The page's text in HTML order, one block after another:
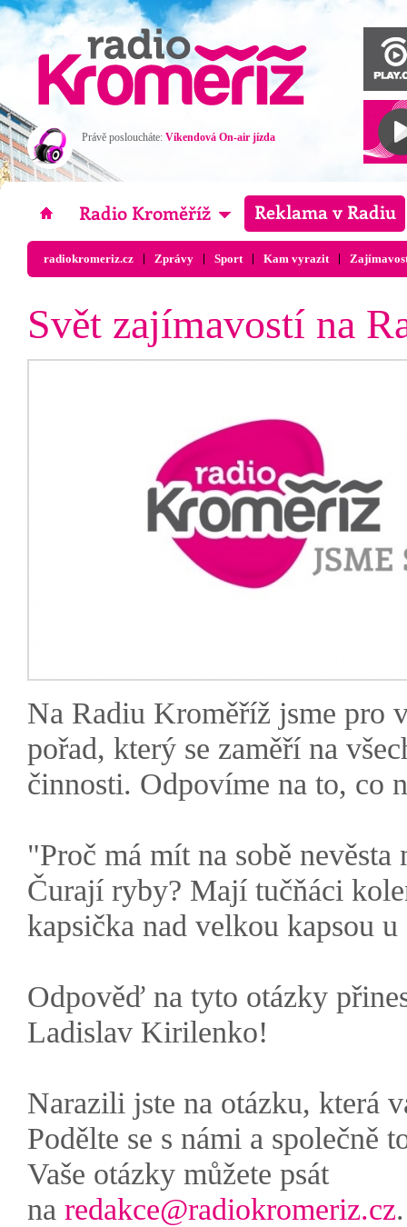
Právě posloucháte: Víkendová On-air jízda
radiokromeriz.cz Zprávy Sport Kam vyrazit
Svět zajímavostí na
Na Radiu Kroměříž jsme pro
pořad, který se zaměří na
činnosti. Odpovíme na to, co
"Proč má mít na sobě nevěsta
Čurají ryby? Mají tučňáci
kapsička nad velkou kapsou
Odpověď na tyto otázky
Ladislav Kirilenko!
Narazili jste na otázku, která
Podělte se s námi a společně
Vaše otázky můžete psát
na redakce@radiokromeriz.cz.